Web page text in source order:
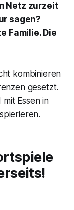
Netz zurzeit
sagen?
Familie. Die
kombinieren
gesetzt.
Essen in